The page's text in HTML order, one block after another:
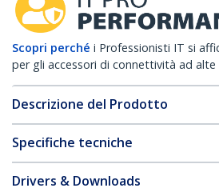
Scopri perché i Professionisti IT si
per gli accessori di connettività ad alte
Descrizione del Prodotto
Specifiche tecniche
Drivers & Downloads